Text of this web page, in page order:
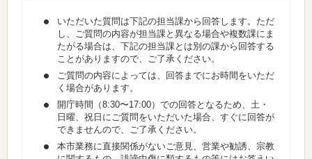
いただいた質問は下記の担当課から回答します。ただ
し、ご質問の内容が担当課と異なる場合や複数課にま
たがる場合は、下記の担当課とは別の課から回答する
ことがありますので、ご了承ください。
ご質問の内容によっては、回答までにお時間をいただ
く場合があります。
開庁時間（8:30〜17:00）での回答となるため、土・
日曜、祝日にご質問をいただいた場合、すぐに回答が
できませんので、ご了承ください。
本市業務に直接関係がないご意見、営業や勧誘、宗教